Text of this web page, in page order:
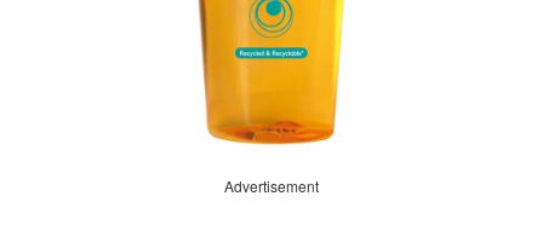
Advertisement